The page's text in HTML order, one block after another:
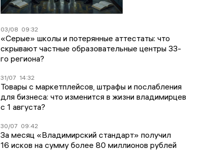
03/08 09:32
«Серые» школы и потерянные аттестаты: что
скрывают частные образовательные центры 33-
го региона?
31/07 14:32
Товары с маркетплейсов, штрафы и послабления
для бизнеса: что изменится в жизни владимирцев
с 1 августа?
30/07 09:42
За месяц «Владимирский стандарт» получил
16 исков на сумму более 80 миллионов рублей